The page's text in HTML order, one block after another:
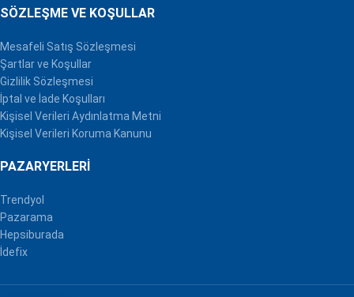
SÖZLEŞME VE KOŞULLAR
Mesafeli Satış Sözleşmesi
Şartlar ve Koşullar
Gizlilik Sözleşmesi
İptal ve İade Koşulları
Kişisel Verileri Aydınlatma Metni
Kişisel Verileri Koruma Kanunu
PAZARYERLERI
Trendyol
Pazarama
Hepsiburada
İdefix